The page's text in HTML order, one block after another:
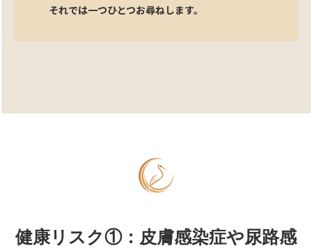
それでは一つひとつお尋ねします。
健康リスク①：皮膚感染症や尿路感